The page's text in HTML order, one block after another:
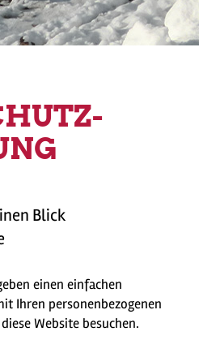
Blick
einen einfachen
Ihren personenbezogenen
Website besuchen.